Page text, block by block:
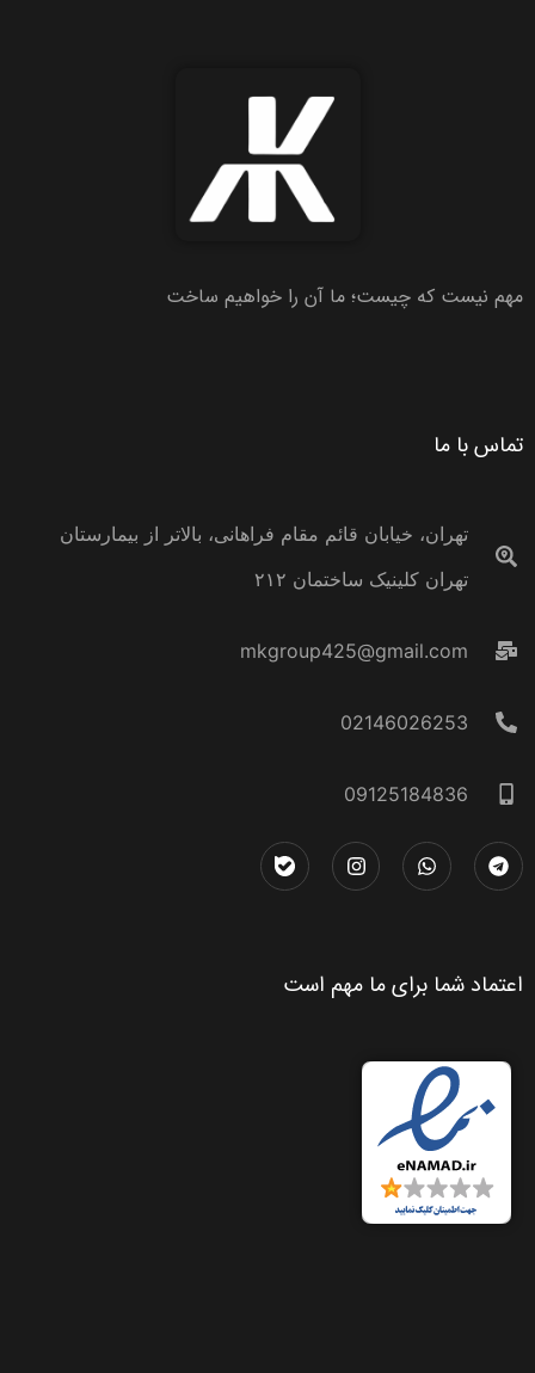
مهم نیست که چیست؛ ما آن را خواهیم ساخت
تماس با ما
تهران، خیابان قائم مقام فراهانی، بالاتر از بیمارستان
تهران کلینیک ساختمان ۲۱۲
mkgroup425@gmail.com
02146026253
09125184836
اعتماد شما برای ما مهم است